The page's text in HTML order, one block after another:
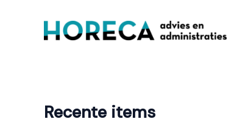
Recente items
e